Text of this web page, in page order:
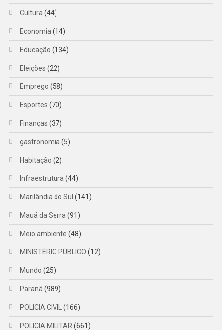
Cultura (44)
Economia (14)
Educação (134)
Eleições (22)
Emprego (58)
Esportes (70)
Finanças (37)
gastronomia (5)
Habitação (2)
Infraestrutura (44)
Marilândia do Sul (141)
Mauá da Serra (91)
Meio ambiente (48)
MINISTÉRIO PÚBLICO (12)
Mundo (25)
Paraná (989)
POLICIA CIVIL (166)
POLICIA MILITAR (661)